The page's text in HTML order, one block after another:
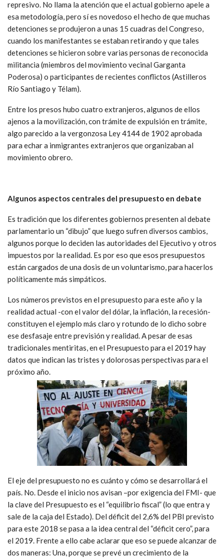
represivo. No llama la atención que el actual gobierno apele a
esa metodología, pero sí es novedoso el hecho de que muchas
detenciones se produjeron a unas 15 cuadras del Congreso,
cuando los manifestantes se estaban retirando y que tales
detenciones se hicieron sobre varias personas de reconocida
militancia (miembros del movimiento vecinal Garganta
Poderosa) o participantes de recientes conflictos (Astilleros
Río Santiago y Télam).
Entre los presos hubo cuatro extranjeros, algunos de ellos
ajenos a la movilización, con trámite de expulsión en trámite,
algo parecido a la vergonzosa Ley 4144 de 1902 aprobada
para echar a inmigrantes extranjeros que organizaban al
movimiento obrero.
Algunos aspectos centrales del presupuesto en debate
Es tradición que los diferentes gobiernos presenten al debate
parlamentario un “dibujo” que luego sufren diversos cambios,
algunos porque lo deciden las autoridades del Ejecutivo y otros
impuestos por la realidad. Es por eso que esos presupuestos
están cargados de una dosis de un voluntarismo, para hacerlos
políticamente más simpáticos.
Los números previstos en el presupuesto para este año y la
realidad actual -con el valor del dólar, la inflación, la recesión-
constituyen el ejemplo más claro y rotundo de lo dicho sobre
ese desfasaje entre previsión y realidad. A pesar de esas
tradicionales mentiritas, en el Presupuesto para el 2019 hay
datos que indican las tristes y dolorosas perspectivas para el
próximo año.
El eje del presupuesto no es cuánto y cómo se desarrollará el
país. No. Desde el inicio nos avisan –por exigencia del FMI- que
la clave del Presupuesto es el “equilibrio fiscal” (lo que entra y
sale de la caja del Estado). Del déficit del 2,6% del PBI previsto
para este 2018 se pasa a la idea central del “déficit cero”, para
el 2019. Frente a ello cabe aclarar que eso se puede alcanzar de
dos maneras: Una, porque se prevé un crecimiento de la